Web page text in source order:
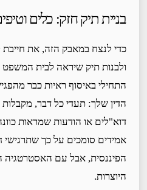
בניית תיק חזק: כלים
כדי לנצח במאבק הזה, את חייבת
ולבנות תיק שיראה לבית
התחילי באיסוף ראיות כבר
הדין שלך: תעדי כל דבר, מקבלות
דוא"לים או הודעות שמראות
אמידים סומכים על כך שתרגישי
הפיננסית, אבל עם האסטרטגיה
היוצרות.